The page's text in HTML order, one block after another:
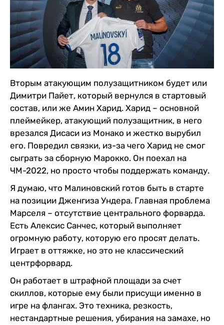
Вторым атакующим полузащитником будет или
Димитри Пайет, который вернулся в стартовый
состав, или же Амин Харид. Харид – основной
плеймейкер, атакующий полузащитник, в него
врезался Дисаси из Монако и жестко вырубил
его. Повредил связки, из-за чего Харид не смог
сыграть за сборную Марокко. Он поехал на
ЧМ-2022, но просто чтобы поддержать команду.
Я думаю, что Малиновский готов быть в старте
на позиции Дженгиза Ундера. Главная проблема
Марселя – отсутствие центрального форварда.
Есть Алексис Санчес, который выполняет
огромную работу, которую его просят делать.
Играет в оттяжке, но это не классический
центрфорвард.
Он работает в штрафной площади за счет
скиллов, которые ему были присущи именно в
игре на флангах. Это техника, резкость,
нестандартные решения, убирания на замахе, но